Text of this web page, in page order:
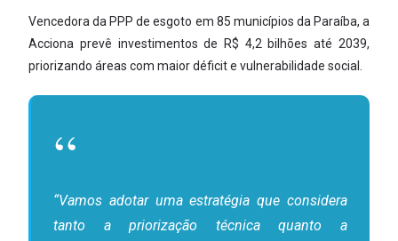
Vencedora da PPP de esgoto em 85 municípios da Paraíba, a
Acciona prevê investimentos de R$ 4,2 bilhões até 2039,
priorizando áreas com maior déficit e vulnerabilidade social.
“Vamos adotar uma estratégia que considera
tanto a priorização técnica quanto a